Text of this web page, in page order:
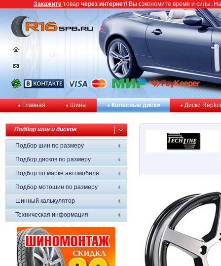
Главная Шины Колёсные диски Диски
Подбор шин и дисков
Подбор шин по размеру
Подбор дисков по размеру
Подбор по марке автомобиля
Подбор мотошин по размеру
Шинный калькулятор
Техническая информация
Закажите товар через интернет! Вы сэкономите время и силы.